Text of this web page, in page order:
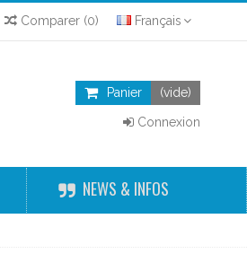
Français
Comparer (0)
Panier (vide)
Connexion
NEWS & INFOS